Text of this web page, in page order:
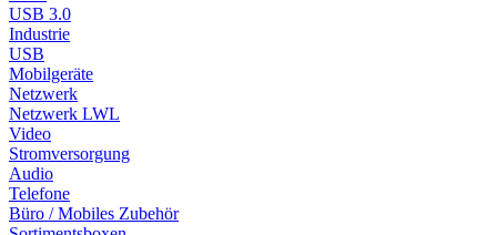
USB 3.0
Industrie
USB
Mobilgeräte
Netzwerk
Netzwerk LWL
Video
Stromversorgung
Audio
Telefone
Büro / Mobiles Zubehör